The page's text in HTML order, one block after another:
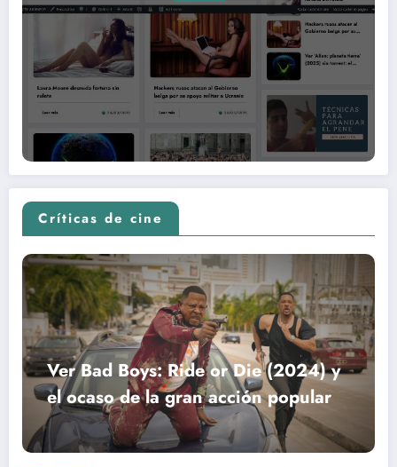
Críticas de cine
Ver Bad Boys: Ride or Die (2024) y
el ocaso de la gran acción popular